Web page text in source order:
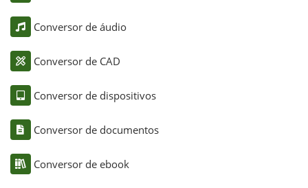
Conversor de áudio
Conversor de CAD
Conversor de dispositivos
Conversor de documentos
Conversor de ebook